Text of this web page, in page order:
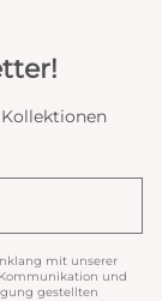
Kollektionen
mit unserer
Kommunikation und
gestellten